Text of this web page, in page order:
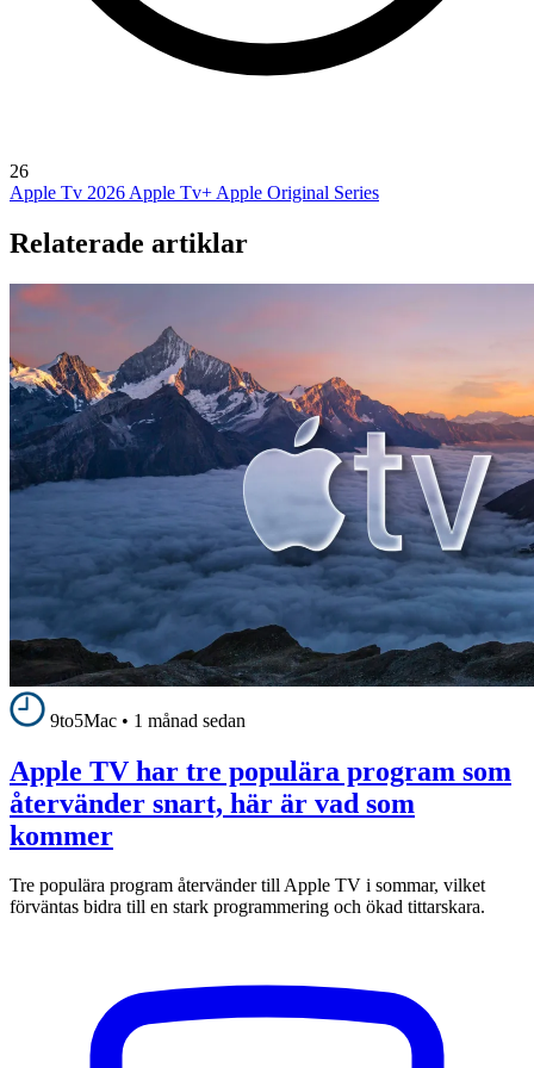
26
Apple Tv 2026 Apple Tv+ Apple Original Series
Relaterade artiklar
9to5Mac • 1 månad sedan
Apple TV har tre populära program som
återvänder snart, här är vad som
kommer
Tre populära program återvänder till Apple TV i sommar, vilket
förväntas bidra till en stark programmering och ökad tittarskara.